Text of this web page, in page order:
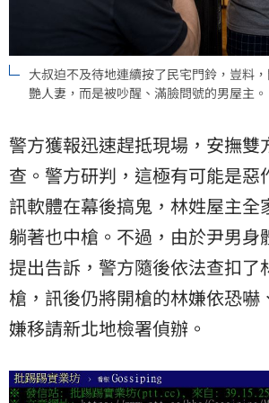
大叔迫不及待地連續按了民宅門鈴，豈料
艷人妻，而是被吵醒、滿臉問號的男屋主。
警方獲報迅速趕抵現場，安撫雙
查。警方研判，這極有可能是惡
訊軟體在幕後搞鬼，林姓屋主全
躺著也中槍。不過，由於尹男身
提出告訴，警方隨後依法查扣了
槍，訊後仍將開槍的林嫌依恐嚇
嫌移請新北地檢署偵辦。